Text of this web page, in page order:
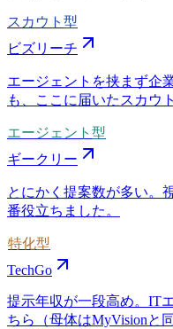
スカウト型
ビズリーチ
エージェントを挟まず企
も、ここに届いたスカウ
エージェント型
ギークリー
とにかく提案数が多い。
番役立ちました。
特化型
TechGo
提示年収が一段高め。IT
ちら（母体はMyVisionと